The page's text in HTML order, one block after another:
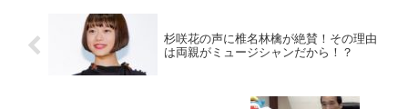
杉咲花の声に椎名林檎が絶賛！その理由
は両親がミュージシャンだから！？